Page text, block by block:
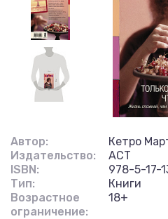
Автор:
Кетро
Издательство:
АСТ
ISBN:
978-5-17-
Тип:
Книги
Возрастное
ограничение:
18+